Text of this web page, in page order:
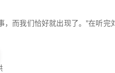
，而我们恰好就出现了。”在听